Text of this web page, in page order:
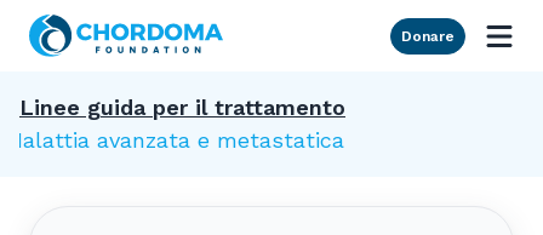
Skip to Main Content
Donare
Linee guida per il trattamento
Malattia avanzata e metastatica